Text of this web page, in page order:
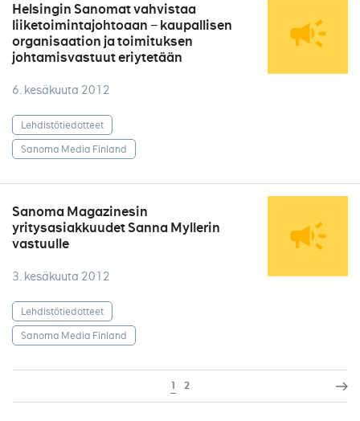
Helsingin Sanomat vahvistaa
liiketoimintajohtoaan − kaupallisen
organisaation ja toimituksen
johtamisvastuut eriytetään
6. kesäkuuta 2012
Lehdistötiedotteet
Sanoma Media Finland
Sanoma Magazinesin
yritysasiakkuudet Sanna Myllerin
vastuulle
3. kesäkuuta 2012
Lehdistötiedotteet
Sanoma Media Finland
1 2